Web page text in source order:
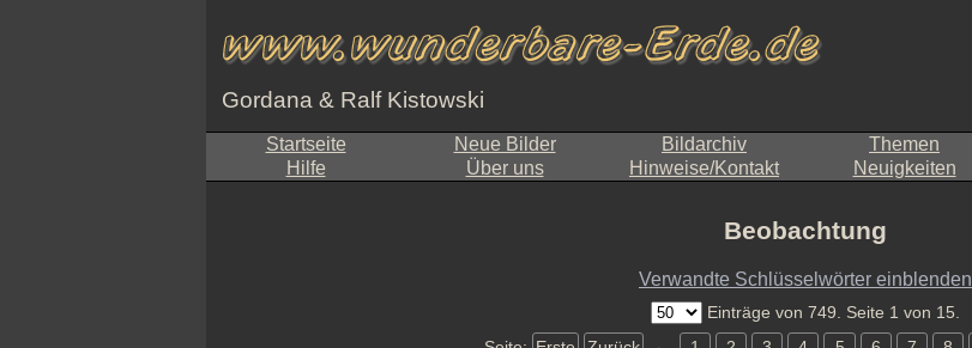
Gordana & Ralf Kistowski
Startseite Neue Bilder Bildarchiv Themen
Hilfe
Über uns Hinweise/Kontakt Neuigkeiten
Beobachtung
Verwandte Schlüsselwörter einblenden
Einträge von 749. Seite 1 von 15.